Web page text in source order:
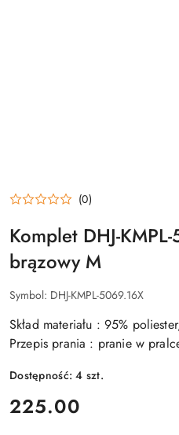
(0)
Komplet DHJ-
brązowy M
Symbol: DHJ-KMPL-5069.16X
Skład materiału : 95%
Przepis prania : pranie w
Dostępność:4 szt.
cena:
225.00